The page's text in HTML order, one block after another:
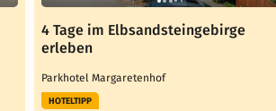
4 Tage im Elbsandsteingebirge
erleben
Parkhotel Margaretenhof
HOTELTIPP